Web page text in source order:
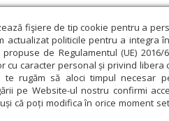
fişiere de tip cookie pentru a
actualizat politicile pentru a integra
de Regulamentul (UE)
cu caracter personal și privind
te rugăm să aloci timpul necesar
pe Website-ul nostru confirmi
că poți modifica în orice moment